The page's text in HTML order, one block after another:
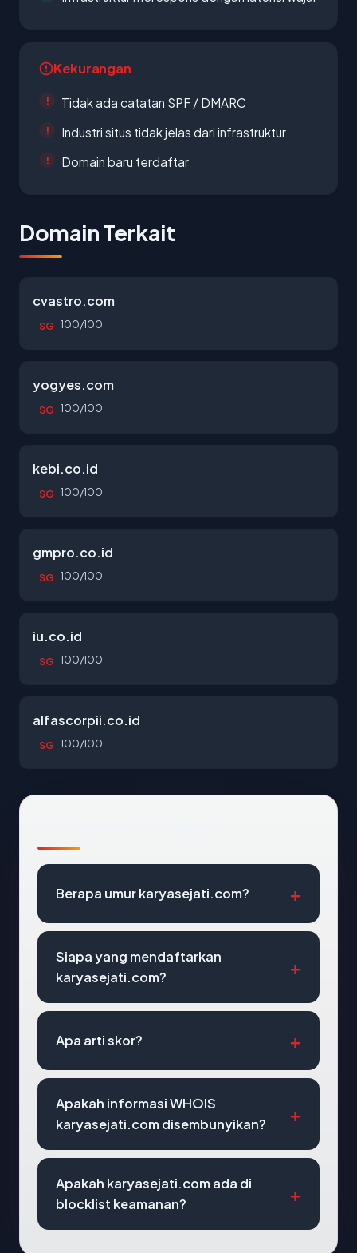
Kekurangan
Tidak ada catatan SPF / DMARC
Industri situs tidak jelas dari infrastruktur
Domain baru terdaftar
Domain Terkait
cvastro.com
SG 100/100
yogyes.com
SG 100/100
kebi.co.id
SG 100/100
gmpro.co.id
SG 100/100
iu.co.id
SG 100/100
alfascorpii.co.id
SG 100/100
Berapa umur karyasejati.com?
Siapa yang mendaftarkan
karyasejati.com?
Apa arti skor?
Apakah informasi WHOIS
karyasejati.com disembunyikan?
Apakah karyasejati.com ada di
blocklist keamanan?